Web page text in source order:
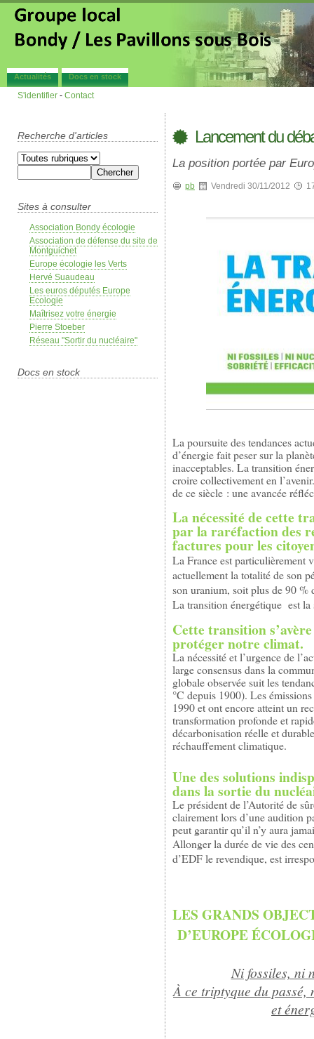
Actualités Docs en stock
S'identifier - Contact
Recherche d'articles
Sites à consulter
Association Bondy écologie
Association de défense du site de
Montguichet
Europe écologie les Verts
Hervé Suaudeau
Les euros députés Europe
Ecologie
Maîtrisez votre énergie
Pierre Stoeber
Réseau "Sortir du nucléaire"
Docs en stock
Lancement du
La position portée par
pb Vendredi 30/11/2012
La poursuite des tendances
d’énergie fait peser sur la
inacceptables. La transition
croire collectivement en
de ce siècle : une avancée
La nécessité de cette
par la raréfaction des
factures pour les
La France est particulièrement
actuellement la totalité de son
son uranium, soit plus de 90 %
La transition énergétique est
Cette transition
protéger notre climat.
La nécessité et l’urgence de
large consensus dans la
globale observée suit les
°C depuis 1900). Les
1990 et ont encore atteint
transformation profonde et
décarbonisation réelle et
réchauffement climatique.
Une des solutions
dans la sortie du
Le président de l’Autorité de
clairement lors d’une audition
peut garantir qu’il n’y aura
Allonger la durée de vie des
d’EDF le revendique, est
LES GRANDS
D’EUROPE
Ni fossiles, ni
À ce triptyque du
et